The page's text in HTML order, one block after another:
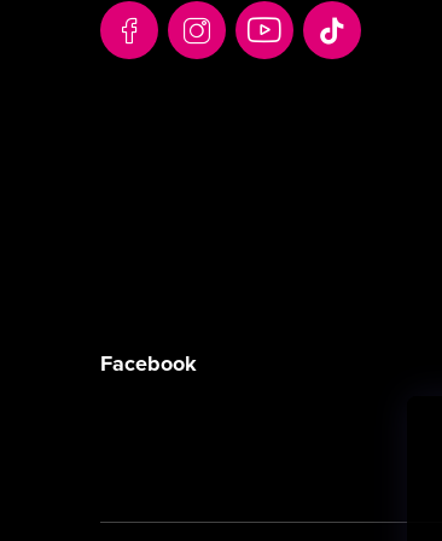
Facebook